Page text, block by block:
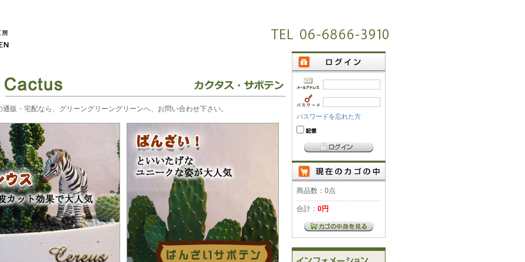
通販・宅配なら、グリーングリーングリーンへ、お問い合わせ下さい。
パスワードを忘れた方
商品数：0点
合計： 0円